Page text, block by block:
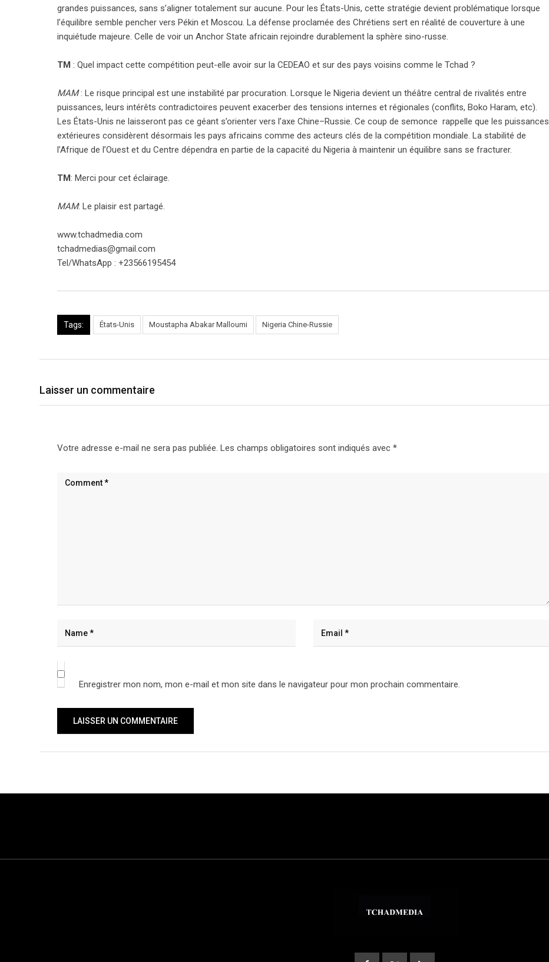
grandes puissances, sans s’aligner totalement sur aucune. Pour les États-Unis, cette stratégie devient problématique lorsque
l’équilibre semble pencher vers Pékin et Moscou. La défense proclamée des Chrétiens sert en réalité de couverture à une
inquiétude majeure. Celle de voir un Anchor State africain rejoindre durablement la sphère sino-russe.
TM : Quel impact cette compétition peut-elle avoir sur la CEDEAO et sur des pays voisins comme le Tchad ?
MAM: Le risque principal est une instabilité par procuration. Lorsque le Nigeria devient un théâtre central de rivalités entre
puissances, leurs intérêts contradictoires peuvent exacerber des tensions internes et régionales (conflits, Boko Haram, etc).
Les États-Unis ne laisseront pas ce géant s’orienter vers l’axe Chine–Russie. Ce coup de semonce rappelle que les puissances
extérieures considèrent désormais les pays africains comme des acteurs clés de la compétition mondiale. La stabilité de
l’Afrique de l’Ouest et du Centre dépendra en partie de la capacité du Nigeria à maintenir un équilibre sans se fracturer.
TM: Merci pour cet éclairage.
MAM: Le plaisir est partagé.
www.tchadmedia.com
tchadmedias@gmail.com
Tel/WhatsApp : +23566195454
Tags: États-Unis Moustapha Abakar Malloumi Nigeria Chine-Russie
Laisser un commentaire
Votre adresse e-mail ne sera pas publiée. Les champs obligatoires sont indiqués avec *
Enregistrer mon nom, mon e-mail et mon site dans le navigateur pour mon prochain commentaire.